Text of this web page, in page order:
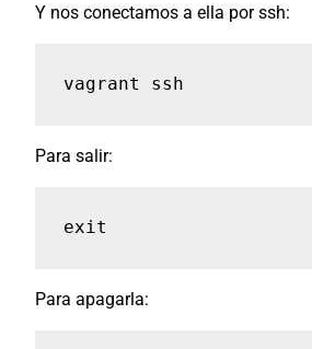
Y nos conectamos a ella por ssh:
vagrant ssh
Para salir:
exit
Para apagarla: